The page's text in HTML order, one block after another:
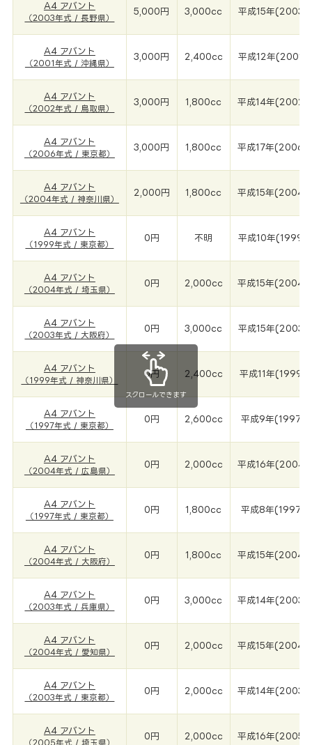
A4 アバント
（2003年式 / 長野県）
5,000円 3,000cc 平成15年(2003
A4 アバント
（2001年式 / 沖縄県）
3,000円 2,400cc 平成12年(2001
A4 アバント
（2002年式 / 鳥取県）
3,000円 1,800cc 平成14年(2002
A4 アバント
（2006年式 / 東京都）
3,000円 1,800cc 平成17年(2006
A4 アバント
（2004年式 / 神奈川県）
2,000円 1,800cc 平成15年(2004
A4 アバント
（1999年式 / 東京都）
0円 不明 平成10年(1999
A4 アバント
（2004年式 / 埼玉県）
0円 2,000cc 平成15年(2004
A4 アバント
（2003年式 / 大阪府）
0円 3,000cc 平成15年(2003
A4 アバント
（1999年式 / 神奈川県）
0円 2,400cc 平成11年(1999
A4 アバント
（1997年式 / 東京都）
0円 2,600cc 平成9年(1997
A4 アバント
（2004年式 / 広島県）
0円 2,000cc 平成16年(2004
A4 アバント
（1997年式 / 東京都）
0円 1,800cc 平成8年(1997
A4 アバント
（2004年式 / 大阪府）
0円 1,800cc 平成15年(2004
A4 アバント
（2003年式 / 兵庫県）
0円 3,000cc 平成14年(2003
A4 アバント
（2004年式 / 愛知県）
0円 2,000cc 平成15年(2004
A4 アバント
（2003年式 / 東京都）
0円 2,000cc 平成14年(2003
A4 アバント
（2005年式 / 埼玉県）
0円 2,000cc 平成16年(2005
スクロールできます